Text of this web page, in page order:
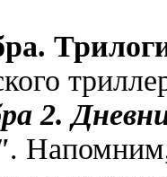
2.
. Напомним,